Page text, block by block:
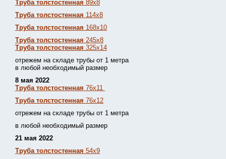
Труба толстостенная 89х8
Труба толстостенная 114х8
Труба толстостенная 168х10
Труба толстостенная 245х8
Труба толстостенная 325х14
отрежем на складе трубы от 1 метра
в любой необходимый размер
8 мая 2022
Труба толстостенная 76х11
Труба толстостенная 76х12
отрежем на складе трубы от 1 метра
в любой необходимый размер
21 мая 2022
Труба толстостенная 54х9